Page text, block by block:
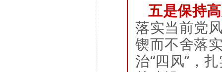
五是保持
落实当前党
锲而不舍落
治“四风”，